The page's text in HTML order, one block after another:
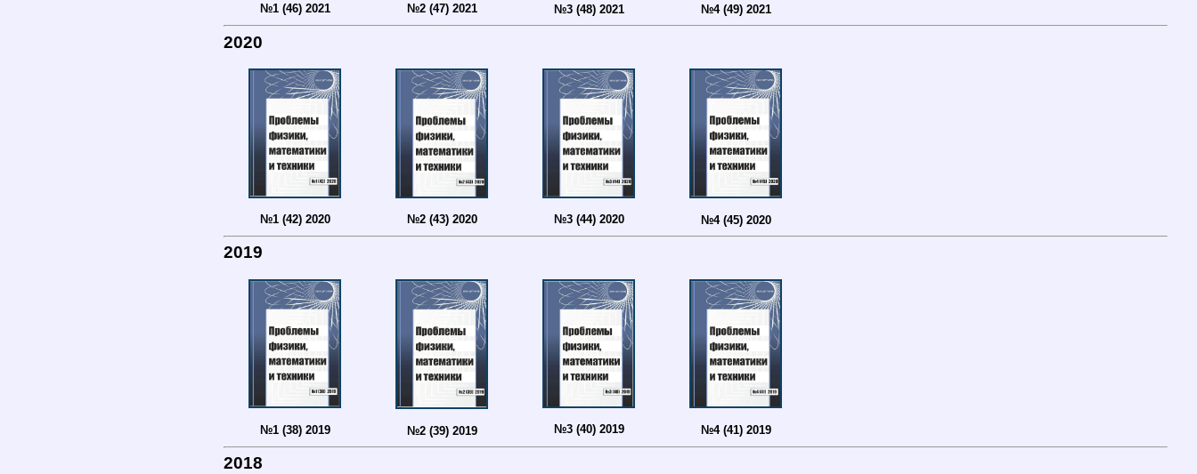
№1 (46) 2021 №2 (47) 2021 №3 (48) 2021 №4 (49) 2021
2020
№1 (42) 2020 №2 (43) 2020 №3 (44) 2020 №4 (45) 2020
2019
№1 (38) 2019 №2 (39) 2019 №3 (40) 2019 №4 (41) 2019
2018